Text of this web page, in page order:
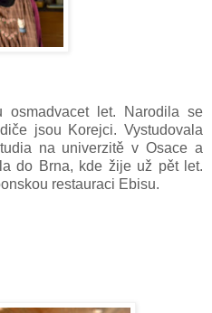
let. Narodila se
jsou Korejci. Vystudovala
na univerzitě v Osace a
do Brna, kde žije už pět let.
restauraci Ebisu.